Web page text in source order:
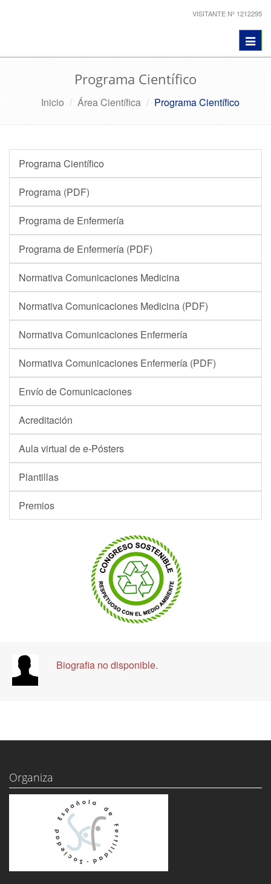
VISITANTE Nº 1212295
Programa Científico
Inicio Área Científica Programa Científico
Programa Científico
Programa (PDF)
Programa de Enfermería
Programa de Enfermería (PDF)
Normativa Comunicaciones Medicina
Normativa Comunicaciones Medicina (PDF)
Normativa Comunicaciones Enfermería
Normativa Comunicaciones Enfermería (PDF)
Envío de Comunicaciones
Acreditación
Aula virtual de e-Pósters
Plantillas
Premios
Biografia no disponible.
Organiza